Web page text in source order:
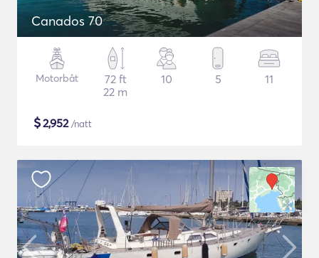
Canados 70
Motorbåt
72 ft
22 m
10 5 11
$2,952/natt